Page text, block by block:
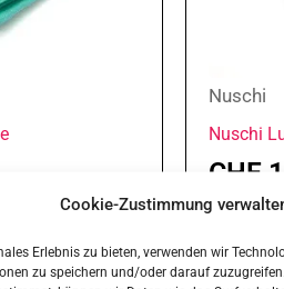
Cookie-Zustimmung
Erlebnis zu bieten, verwenden wir
zu speichern und/oder darauf
Nuschi
Nuschi
CHF